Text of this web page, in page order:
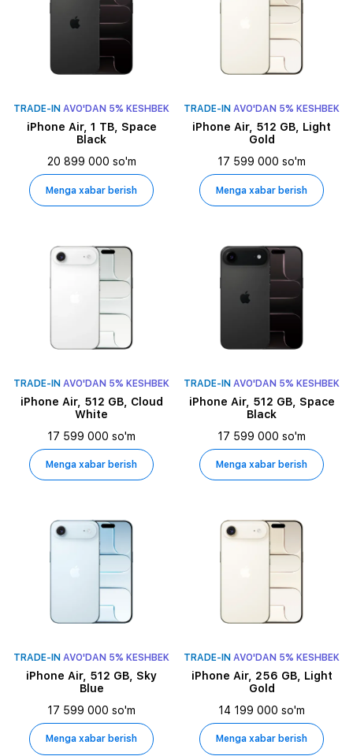
TRADE-IN AVO'DAN 5% KESHBEK
iPhone Air, 1 TB, Space
Black
20 899 000 so'm
Menga xabar berish
TRADE-IN AVO'DAN 5% KESHBEK
iPhone Air, 512 GB, Light
Gold
17 599 000 so'm
Menga xabar berish
TRADE-IN AVO'DAN 5% KESHBEK
iPhone Air, 512 GB, Cloud
White
17 599 000 so'm
Menga xabar berish
TRADE-IN AVO'DAN 5% KESHBEK
iPhone Air, 512 GB, Space
Black
17 599 000 so'm
Menga xabar berish
TRADE-IN AVO'DAN 5% KESHBEK
iPhone Air, 512 GB, Sky
Blue
17 599 000 so'm
Menga xabar berish
TRADE-IN AVO'DAN 5% KESHBEK
iPhone Air, 256 GB, Light
Gold
14 199 000 so'm
Menga xabar berish